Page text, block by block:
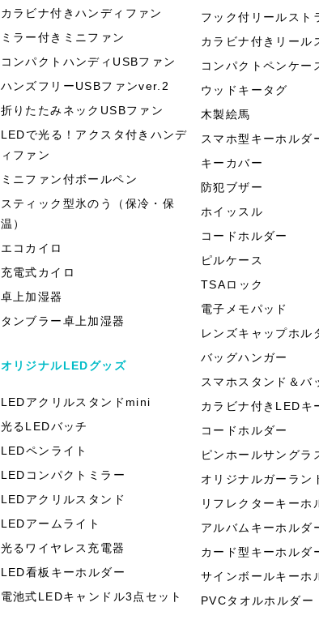
カラビナ付きハンディファン
ミラー付きミニファン
コンパクトハンディUSBファン
ハンズフリーUSBファンver.2
折りたたみネックUSBファン
LEDで光る！アクスタ付きハンデ
ィファン
ミニファン付ボールペン
スティック型氷のう（保冷・保
温）
エコカイロ
充電式カイロ
卓上加湿器
タンブラー卓上加湿器
オリジナルLEDグッズ
LEDアクリルスタンドmini
光るLEDバッチ
LEDペンライト
LEDコンパクトミラー
LEDアクリルスタンド
LEDアームライト
光るワイヤレス充電器
LED看板キーホルダー
電池式LEDキャンドル3点セット
フック付リールスト
カラビナ付きリール
コンパクトペンケー
ウッドキータグ
木製絵馬
スマホ型キーホルダ
キーカバー
防犯ブザー
ホイッスル
コードホルダー
ピルケース
TSAロック
電子メモパッド
レンズキャップホル
バッグハンガー
スマホスタンド＆バ
カラビナ付きLEDキ
コードホルダー
ピンホールサングラ
オリジナルガーラン
リフレクターキーホ
アルバムキーホルダ
カード型キーホルダ
サインボールキーホ
PVCタオルホルダー